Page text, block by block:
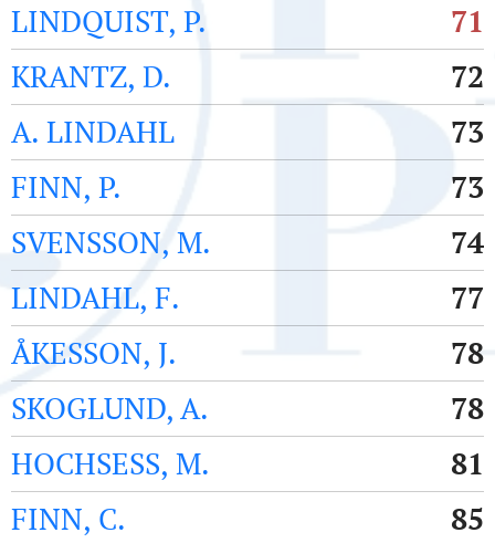
LINDQUIST, P.
71
KRANTZ, D.
72
A. LINDAHL
73
FINN, P.
73
SVENSSON, M.
74
LINDAHL, F.
77
ÅKESSON, J.
78
SKOGLUND, A.
78
HOCHSESS, M.
81
FINN, C.
85